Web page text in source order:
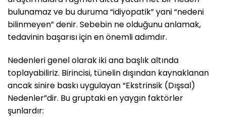
bulunamaz ve bu duruma “idiyopatik” yani “nedeni
bilinmeyen” denir. Sebebin ne olduğunu anlamak,
tedavinin başarısı için en önemli adımdır.
Nedenleri genel olarak iki ana başlık altında
toplayabiliriz. Birincisi, tünelin dışından kaynaklanan
ancak sinire baskı uygulayan “Ekstrinsik (Dışsal)
Nedenler”dir. Bu gruptaki en yaygın faktörler
şunlardır: